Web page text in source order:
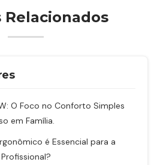
Relacionados
O Foco no Conforto Simples
em Família.
é Essencial para a